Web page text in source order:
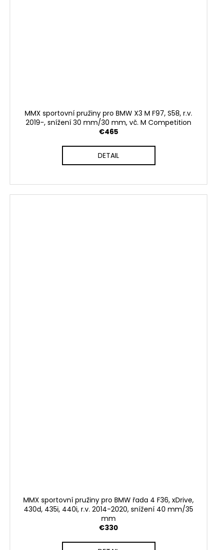
MMX sportovní pružiny pro BMW X3 M F97, S58, r.v.
2019-, snížení 30 mm/30 mm, vč. M Competition
€465
DETAIL
MMX sportovní pružiny pro BMW řada 4 F36, xDrive,
430d, 435i, 440i, r.v. 2014-2020, snížení 40 mm/35
mm
€330